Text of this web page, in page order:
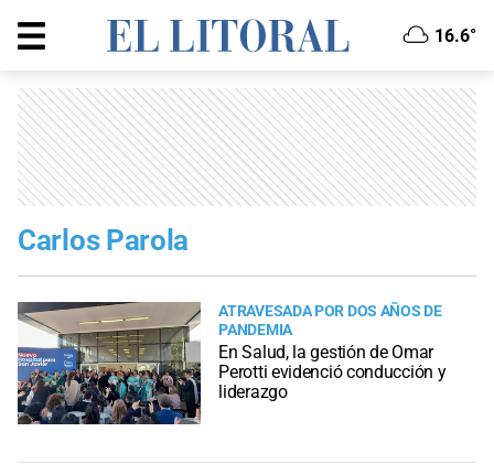
16.6°
Carlos Parola
ATRAVESADA POR DOS AÑOS DE
PANDEMIA
En Salud, la gestión de Omar
Perotti evidenció conducción y
liderazgo